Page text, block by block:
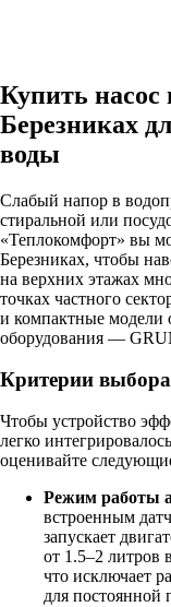
Купить
Березниках
воды
Слабый напор в
стиральной или
«Теплокомфорт» вы
Березниках, чтобы
на верхних этажах
точках частного
и компактные модели
оборудования —
Критерии
Чтобы устройство
легко
оценивайте
Режим работы
встроенным
запускает
от 1.5–2 литров
что исключает
для постоянной